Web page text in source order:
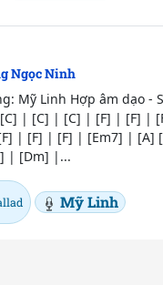
Ngọc Ninh
Mỹ Linh Hợp âm dạo -
| [C] | [C] | [F] | [F] |
| [F] | [F] | [Em7] | [A]
| [Dm] |...
Mỹ Linh